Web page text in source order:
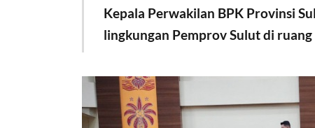
Kepala Perwakilan BPK Provinsi
lingkungan Pemprov Sulut di